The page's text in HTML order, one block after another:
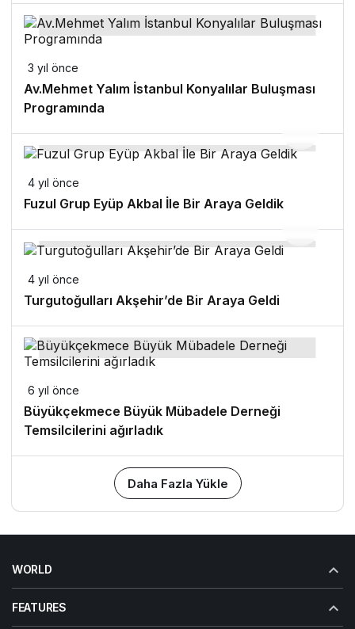
3 yıl önce
Av.Mehmet Yalım İstanbul Konyalılar Buluşması
Programında
4 yıl önce
Fuzul Grup Eyüp Akbal İle Bir Araya Geldik
4 yıl önce
Turgutoğulları Akşehir’de Bir Araya Geldi
6 yıl önce
Büyükçekmece Büyük Mübadele Derneği
Temsilcilerini ağırladık
Daha Fazla Yükle
WORLD
FEATURES